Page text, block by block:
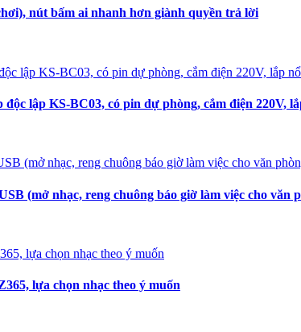
nút bấm ai nhanh hơn giành quyền trả lời
lập KS-BC03, có pin dự phòng, cắm điện 220V,
(mở nhạc, reng chuông báo giờ làm việc cho văn
lựa chọn nhạc theo ý muốn